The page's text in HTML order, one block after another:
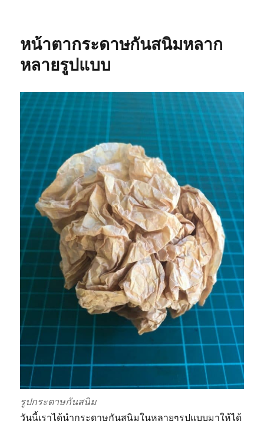
หน้าตากระดาษกันสนิมหลาก
หลายรูปแบบ
รูปกระดาษกันสนิม
วันนี้เราได้นำกระดาษกันสนิมในหลายๆรูปแบบมาให้ได้